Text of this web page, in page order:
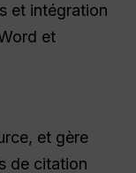
et intégration
et
et gère
de citation